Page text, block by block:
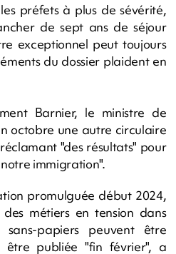
préfets à plus de sévérité,
de sept ans de séjour
exceptionnel peut toujours
du dossier plaident en
Barnier, le ministre de
octobre une autre circulaire
"des résultats" pour
immigration".
promulguée début 2024,
métiers en tension dans
sans-papiers peuvent être
être publiée "fin février", a